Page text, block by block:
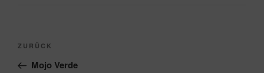
Beitragsnavigation
Vorheriger
Beitrag
ZURÜCK
Mojo Verde